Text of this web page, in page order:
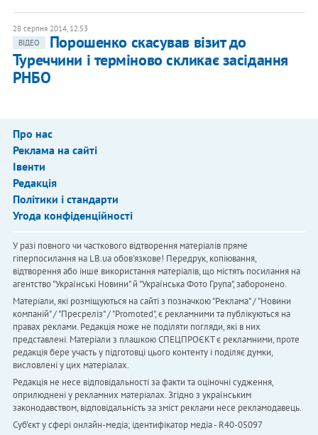
28 серпня 2014, 12:53
ВІДЕО
Порошенко скасував візит до
Туреччини і терміново скликає засідання
РНБО
Про нас
Реклама на сайті
Івенти
Редакція
Політики і стандарти
Угода конфіденційності
У разі повного чи часткового відтворення матеріалів пряме
гіперпосилання на LB.ua обов'язкове! Передрук, копіювання,
відтворення або інше використання матеріалів, що містять посилання на
агентство "Українськi Новини" й "Українська Фото Група", заборонено.
Матеріали, які розміщуються на сайті з позначкою "Реклама" / "Новини
компаній" / "Пресреліз" / "Promoted", є рекламними та публікуються на
правах реклами. Редакція може не поділяти погляди, які в них
представлені. Матеріали з плашкою СПЕЦПРОЄКТ є рекламними, проте
редакція бере участь у підготовці цього контенту і поділяє думки,
висловлені у цих матеріалах.
Редакція не несе відповідальності за факти та оціночні судження,
оприлюднені у рекламних матеріалах. Згідно з українським
законодавством, відповідальність за зміст реклами несе рекламодавець.
Cуб'єкт у сфері онлайн-медіа; ідентифікатор медіа - R40-05097